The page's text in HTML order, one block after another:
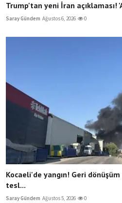
Trump'tan yeni İran açıklaması!
Saray Gündem Ağustos 6, 2026 0
Kocaeli'de yangın! Geri
tesl...
Saray Gündem Ağustos 5, 2026 0